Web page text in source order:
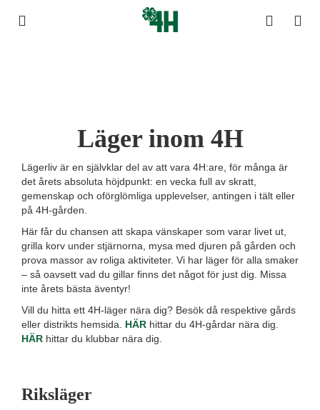
Läger inom 4H
Lägerliv är en självklar del av att vara 4H:are, för många är
det årets absoluta höjdpunkt: en vecka full av skratt,
gemenskap och oförglömliga upplevelser, antingen i tält eller
på 4H-gården.
Här får du chansen att skapa vänskaper som varar livet ut,
grilla korv under stjärnorna, mysa med djuren på gården och
prova massor av roliga aktiviteter. Vi har läger för alla smaker
– så oavsett vad du gillar finns det något för just dig. Missa
inte årets bästa äventyr!
Vill du hitta ett 4H-läger nära dig? Besök då respektive gårds
eller distrikts hemsida. HÄR hittar du 4H-gårdar nära dig.
HÄR hittar du klubbar nära dig.
Riksläger